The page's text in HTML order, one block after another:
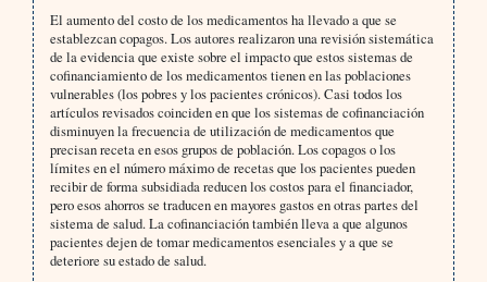
El aumento del costo de los medicamentos ha llevado a que se
establezcan copagos. Los autores realizaron una revisión sistemática
de la evidencia que existe sobre el impacto que estos sistemas de
cofinanciamiento de los medicamentos tienen en las poblaciones
vulnerables (los pobres y los pacientes crónicos). Casi todos los
artículos revisados coinciden en que los sistemas de cofinanciación
disminuyen la frecuencia de utilización de medicamentos que
precisan receta en esos grupos de población. Los copagos o los
límites en el número máximo de recetas que los pacientes pueden
recibir de forma subsidiada reducen los costos para el financiador,
pero esos ahorros se traducen en mayores gastos en otras partes del
sistema de salud. La cofinanciación también lleva a que algunos
pacientes dejen de tomar medicamentos esenciales y a que se
deteriore su estado de salud.